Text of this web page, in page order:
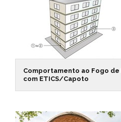
Comportamento ao Fogo de
com ETICS/Capoto